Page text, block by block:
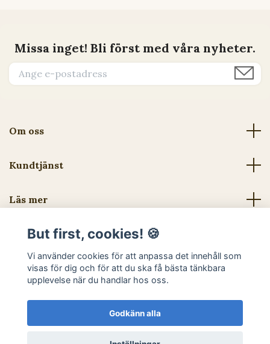
Missa inget! Bli först med våra nyheter.
Om oss
Kundtjänst
Läs mer
Sociala medier
© 2026 Djurtoppen - Hundben & hundgodis - Utan tillsatser
But first, cookies! 🍪
Vi använder cookies för att anpassa det innehåll som
visas för dig och för att du ska få bästa tänkbara
upplevelse när du handlar hos oss.
Godkänn alla